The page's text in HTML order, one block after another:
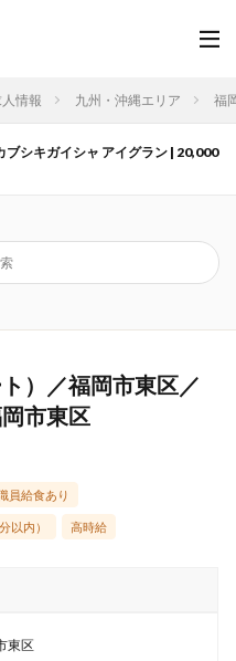
情報 九州・沖縄エリア 福
シキガイシャ アイグラン | 20,000
）／福岡市東区／
市東区
員給食あり
以内） 高時給
東区